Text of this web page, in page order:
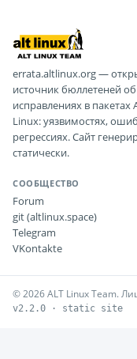
errata.altlinux.org —
источник бюллетеней об
исправлениях в пакетах
Linux: уязвимостях,
регрессиях. Сайт
статически.
СООБЩЕСТВО
Forum
git (altlinux.space)
Telegram
VKontakte
© 2026 ALT Linux Team.
v2.2.0 · static site